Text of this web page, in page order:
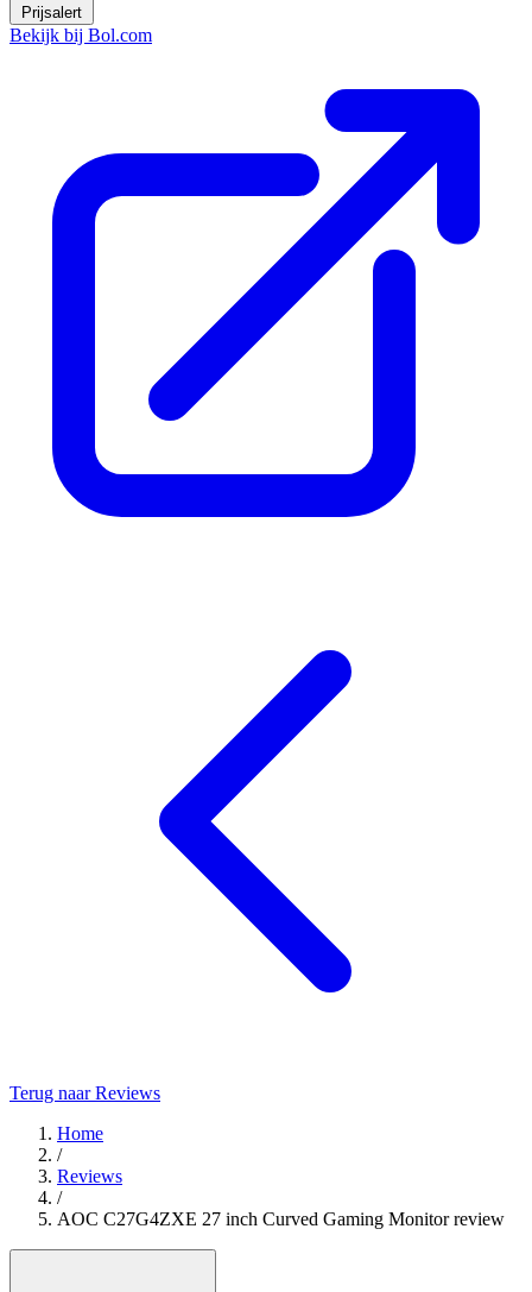
Prijsalert
Bekijk bij Bol.com
Terug naar Reviews
Home
/
Reviews
/
AOC C27G4ZXE 27 inch Curved Gaming Monitor review